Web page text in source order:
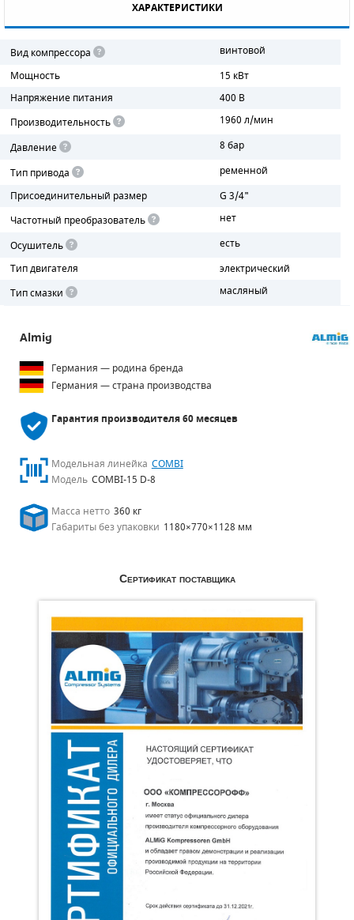
ХАРАКТЕРИСТИКИ
Вид компрессора
винтовой
Мощность
15 кВт
Напряжение питания
400 В
Производительность
1960 л/мин
Давление
8 бар
Тип привода
ременной
Присоединительный размер
G 3/4"
Частотный преобразователь
нет
Осушитель
есть
Тип двигателя
электрический
Тип смазки
масляный
Almig
Германия — родина бренда
Германия — страна производства
Гарантия производителя60 месяцев
Модельная линейка COMBI
Модель COMBI-15 D-8
Масса нетто 360 кг
Габариты без упаковки 1180×770×1128 мм
Сертификат поставщика
ДЕТАЛИ ДВС
ФИЛЬТРЫ ТОПЛИВНЫЕ
МОТОРНОЕ МАСЛО
РАДИАТОРЫ
ПОРШНЕВЫЕ БЛОКИ
ДЕТАЛИ СПИРАЛЬНЫХ КОМПРЕССОРОВ
ДЕТАЛИ НАСОСНОЙ ЧАСТИ
ДЕТАЛИ ПОГРУЖНЫХ НАСОСОВ
ШЛАНГИ ДЛЯ МОТОПОМП